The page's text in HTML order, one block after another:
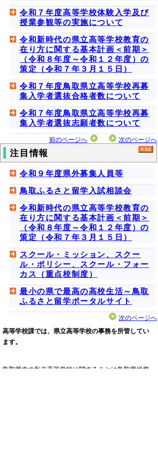
令和７年度高等学校体験入学及び
授業参観等の実施について
令和新時代の県立高等学校教育の
在り方に関する基本計画＜前期＞
（令和８年度～令和１２年度）の
策定（令和７年３月１５日）
令和７年度鳥取県立高等学校再募
集入学者選抜合格者数について
令和７年度鳥取県立高等学校再募
集入学者選抜志願者数について
前のページへ 次のページへ
注目情報
令和９年度県外募集人員等
鳥取ふるさと留学入試相談会
令和新時代の県立高等学校教育の
在り方に関する基本計画＜前期＞
（令和８年度～令和１２年度）の
策定（令和７年３月１５日）
スクール・ミッション、スクー
ル・ポリシー、スクール・フォー
カス（重点校制度）
最小の県で最高の高校生活～鳥取
ふるさと留学ポータルサイト
次のページへ
高等学校課では、県立高等学校の事務を所管してい
ます。
鳥取県内の私立高等学校に関することは鳥取県総務